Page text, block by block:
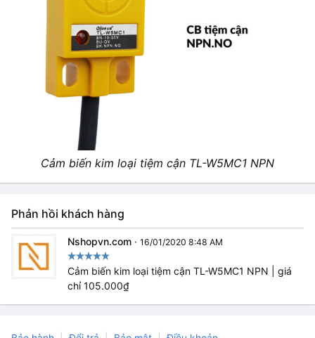
Cảm biến kim loại tiệm cận TL-W5MC1 NPN
Phản hồi khách hàng
Nshopvn.com · 16/01/2020 8:48 AM
Cảm biến kim loại tiệm cận TL-W5MC1 NPN | giá
chỉ 105.000₫